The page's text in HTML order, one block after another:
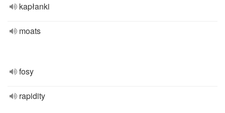
kapłanki
moats
fosy
rapidity